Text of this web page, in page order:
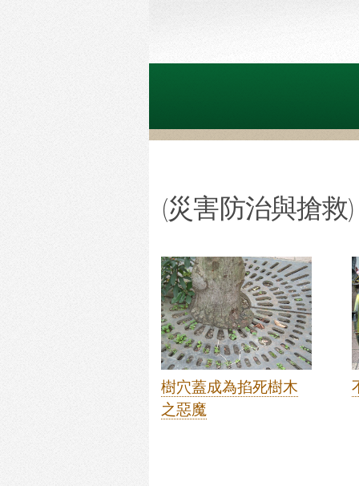
(災害防治與搶救)
樹穴蓋成為掐死樹木
之惡魔